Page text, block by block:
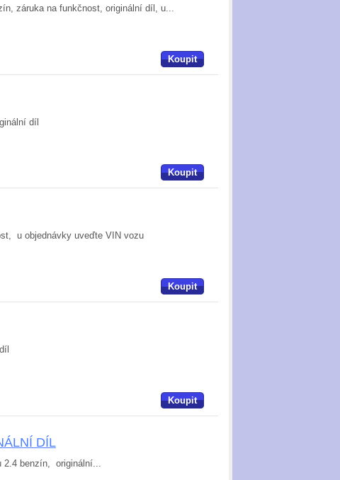
záruka na funkčnost, originální díl, u...
Koupit
díl
Koupit
u objednávky uveďte VIN vozu
Koupit
Koupit
DÍL
benzín, originální...